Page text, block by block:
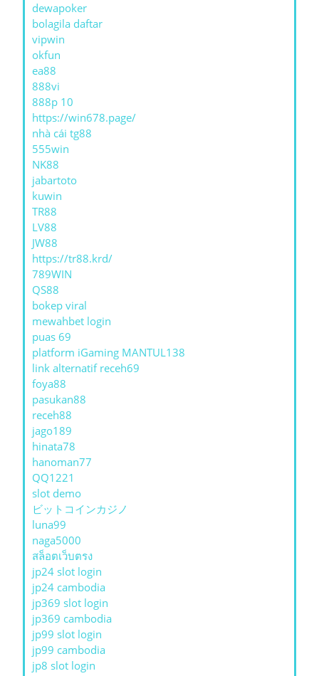
dewapoker
bolagila daftar
vipwin
okfun
ea88
888vi
888p 10
https://win678.page/
nhà cái tg88
555win
NK88
jabartoto
kuwin
TR88
LV88
JW88
https://tr88.krd/
789WIN
QS88
bokep viral
mewahbet login
puas 69
platform iGaming MANTUL138
link alternatif receh69
foya88
pasukan88
receh88
jago189
hinata78
hanoman77
QQ1221
slot demo
ビットコインカジノ
luna99
naga5000
สล็อตเว็บตรง
jp24 slot login
jp24 cambodia
jp369 slot login
jp369 cambodia
jp99 slot login
jp99 cambodia
jp8 slot login